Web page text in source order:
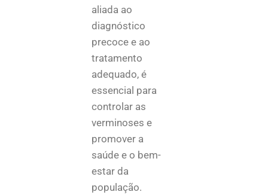
aliada ao
diagnóstico
precoce e ao
tratamento
adequado, é
essencial para
controlar as
verminoses e
promover a
saúde e o bem-
estar da
população.